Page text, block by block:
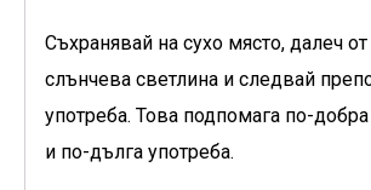
Съхранявай на сухо място, далеч
слънчева светлина и следвай
употреба. Това подпомага по-
и по-дълга употреба.